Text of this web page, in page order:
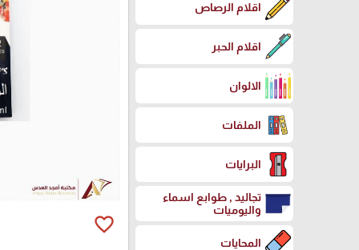
اقلام الرصاص
اقلام الحبر
الالوان
الملفات
البرايات
تجاليد , طوابع اسماء
واليوميات
المحايات
favorite_border